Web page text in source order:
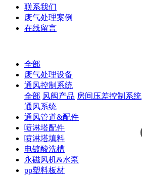
联系我们
废气处理案例
在线留言
全部
废气处理设备
通风控制系统
全部 风阀产品 房间压差控制系统
通风系统
通风管道&配件
喷淋塔配件
喷淋塔填料
电镀酸洗槽
永磁风机&水泵
pp塑料板材